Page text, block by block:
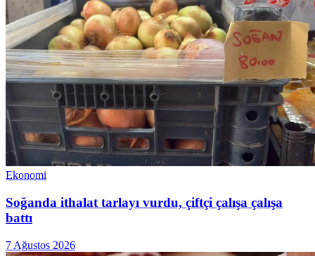
Ekonomi
Soğanda ithalat tarlayı vurdu, çiftçi çalışa çalışa
battı
7 Ağustos 2026